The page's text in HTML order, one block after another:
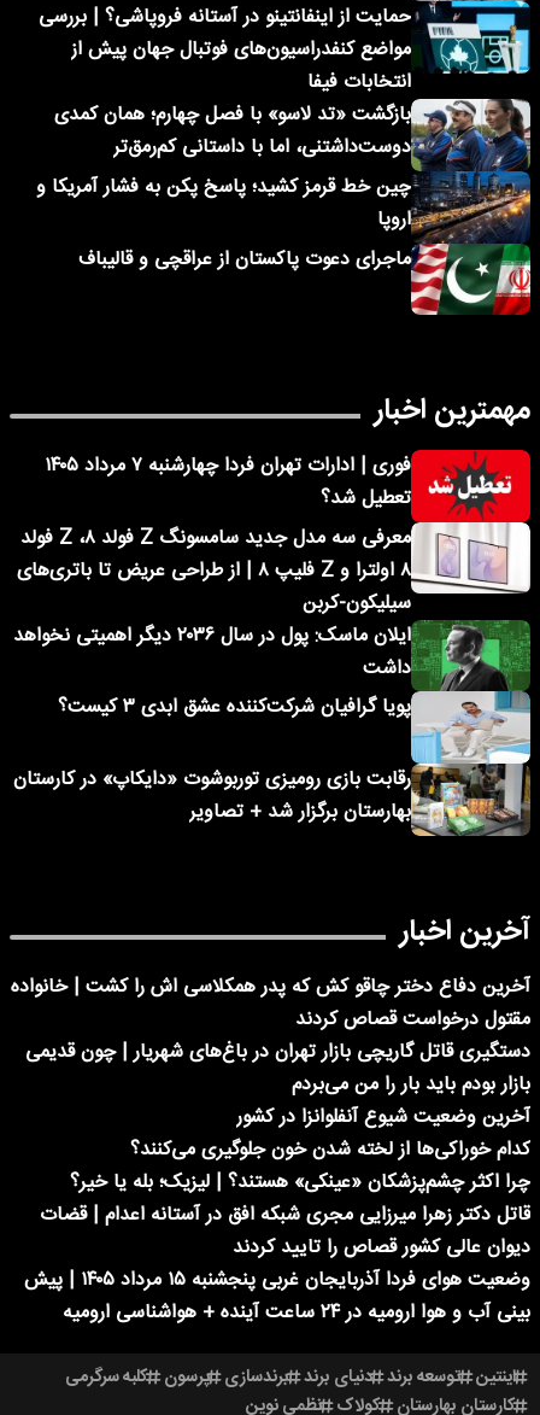
حمایت از اینفانتینو در آستانه فروپاشی؟ | بررسی
مواضع کنفدراسیون‌های فوتبال جهان پیش از
انتخابات فیفا
بازگشت «تد لاسو» با فصل چهارم؛ همان کمدی
دوست‌داشتنی، اما با داستانی کم‌رمق‌تر
چین خط قرمز کشید؛ پاسخ پکن به فشار آمریکا و
اروپا
ماجرای دعوت پاکستان از عراقچی و قالیباف
مهمترین اخبار
فوری | ادارات تهران فردا چهارشنبه ۷ مرداد ۱۴۰۵
تعطیل شد؟
معرفی سه مدل جدید سامسونگ Z فولد ۸، Z فولد
۸ اولترا و Z فلیپ ۸ | از طراحی عریض تا باتری‌های
سیلیکون-کربن
ایلان ماسک: پول در سال ۲۰۳۶ دیگر اهمیتی نخواهد
داشت
پویا گرافیان شرکت‌کننده عشق ابدی ۳ کیست؟
رقابت بازی رومیزی توربوشوت «دایکاپ» در کارستان
بهارستان برگزار شد + تصاویر
آخرین اخبار
آخرین دفاع دختر چاقو کش که پدر همکلاسی اش را کشت | خانواده
مقتول درخواست قصاص کردند
دستگیری قاتل گاریچی بازار تهران در باغ‌های شهریار | چون قدیمی
بازار بودم باید بار را من می‌بردم
آخرین وضعیت شیوع آنفلوانزا در کشور
کدام خوراکی‌ها از لخته شدن خون جلوگیری می‌کنند؟
چرا اکثر چشم‌پزشکان «عینکی» هستند؟ | لیزیک؛ بله یا خیر؟
قاتل دکتر زهرا میرزایی مجری شبکه افق در آستانه اعدام | قضات
دیوان عالی کشور قصاص را تایید کردند
وضعیت هوای فردا آذربایجان غربی پنجشنبه ۱۵ مرداد ۱۴۰۵ | پیش
بینی آب و هوا ارومیه در ۲۴ ساعت آینده + هواشناسی ارومیه
اینتین توسعه برند دنیای برند برندسازی پرسون کلبه سرگرمی
کارستان بهارستان کولاک نظمی نوین